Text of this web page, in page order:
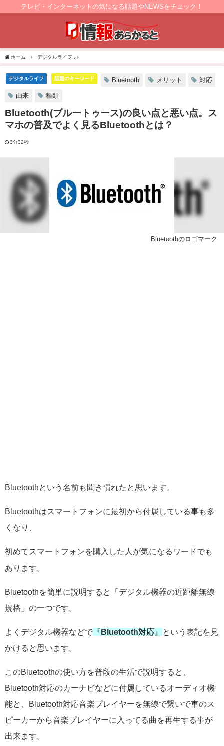
テレビ・インターネットの気になる話題やNEWSをチェック！
ホーム デジタルライフ
デジタルライフ 話題のキーワード Bluetooth メリット 対応
由来 種類
Bluetooth(ブルートゥース)の良い点と悪い点。ス
マホの普及でよく見るBluetoothとは？
3分32秒
Bluetoothのロゴマーク
Bluetoothという名前も聞き慣れたと思います。
Bluetoothはスマートフォンに最初から付属している事も多
くなり、
初めてスマートフォンを購入した人が気になるワードでも
あります。
Bluetoothを簡単に説明すると「デジタル機器の近距離無線
規格」の一つです。
よくデジタル機器などで 『 Bluetooth対応 』
という表記を見
かけると思います。
このBluetoothの使い方を普段の生活で説明すると、
Bluetooth対応のカーナビなどに付属しているオーディオ機
能と、Bluetooth対応音楽プレイヤーを無線で繋いで車のス
ピーカーから音楽プレイヤーに入ってる曲を再生する事が
出来ます。